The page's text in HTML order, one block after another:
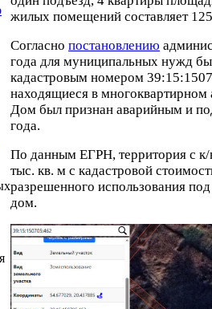
жилых помещений составляет
Согласно постановлению
года для муниципальных нужд
кадастровым номером
находящиеся в
Дом был признан аварийным и
года.
По данным ЕГРН, территория с
тыс. кв. м с кадастровой
разрешенного использования
дом.